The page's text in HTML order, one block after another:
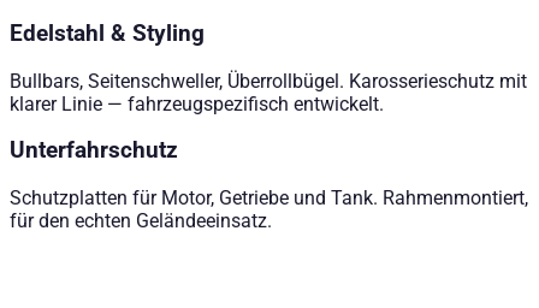
Edelstahl & Styling
Bullbars, Seitenschweller, Überrollbügel. Karosserieschutz mit
klarer Linie — fahrzeugspezifisch entwickelt.
Unterfahrschutz
Schutzplatten für Motor, Getriebe und Tank. Rahmenmontiert,
für den echten Geländeeinsatz.